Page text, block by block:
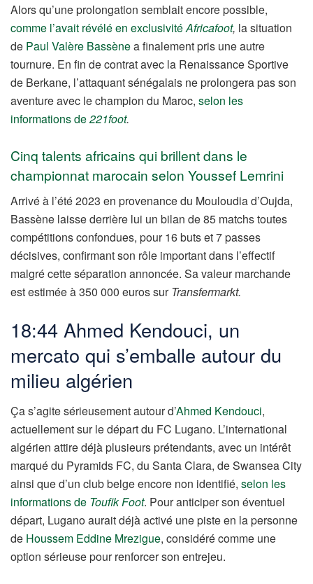
Alors qu’une prolongation semblait encore possible,
comme l’avait révélé en exclusivitéAfricafoot, la situation
de Paul Valère Bassènea finalement pris une autre
tournure. En fin de contrat avec la Renaissance Sportive
de Berkane, l’attaquant sénégalais ne prolongera pas son
aventure avec le champion du Maroc, selon les
informations de221foot.
Cinq talents africains qui brillent dans le
championnat marocain selon Youssef Lemrini
Arrivé à l’été 2023 en provenance du Mouloudia d’Oujda,
Bassène laisse derrière lui un bilan de 85 matchs toutes
compétitions confondues, pour 16 buts et 7 passes
décisives, confirmant son rôle important dans l’effectif
malgré cette séparation annoncée. Sa valeur marchande
est estimée à 350 000 euros sur Transfermarkt.
18:44 Ahmed Kendouci, un
mercato qui s’emballe autour du
milieu algérien
Ça s’agite sérieusement autour d’Ahmed Kendouci,
actuellement sur le départ du FC Lugano. L’international
algérien attire déjà plusieurs prétendants, avec un intérêt
marqué du Pyramids FC, du Santa Clara, de Swansea City
ainsi que d’un club belge encore non identifié, selon les
informations de Toufik Foot. Pour anticiper son éventuel
départ, Lugano aurait déjà activé une piste en la personne
de Houssem Eddine Mrezigue, considéré comme une
option sérieuse pour renforcer son entrejeu.